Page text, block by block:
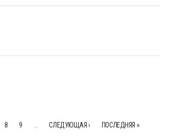
8 9 СЛЕДУЮЩАЯ › ПОСЛЕДНЯЯ »